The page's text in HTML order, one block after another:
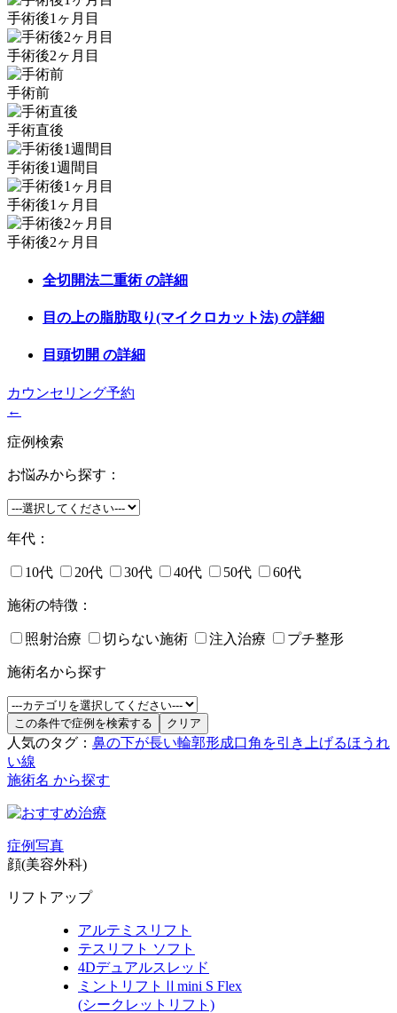
手術後1ヶ月目
手術後2ヶ月目
手術前
手術直後
手術後1週間目
手術後1ヶ月目
手術後2ヶ月目
全切開法二重術の詳細
目の上の脂肪取り(マイクロカット法) の詳細
目頭切開 の詳細
カウンセリング予約
←
症例検索
お悩みから探す：
年代：
10代 20代 30代 40代 50代 60代
施術の特徴：
照射治療 切らない施術 注入治療 プチ整形
施術名から探す
人気のタグ： 鼻の下が長い輪郭形成口角を引き上げるほうれ
い線
施術名 から探す
症例写真
顔(美容外科)
リフトアップ
アルテミスリフト
テスリフト ソフト
4Dデュアルスレッド
ミントリフトⅡmini S Flex
(シークレットリフト)